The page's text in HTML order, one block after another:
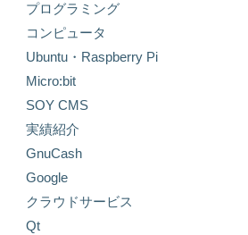
プログラミング
コンピュータ
Ubuntu・Raspberry Pi
Micro:bit
SOY CMS
実績紹介
GnuCash
Google
クラウドサービス
Qt